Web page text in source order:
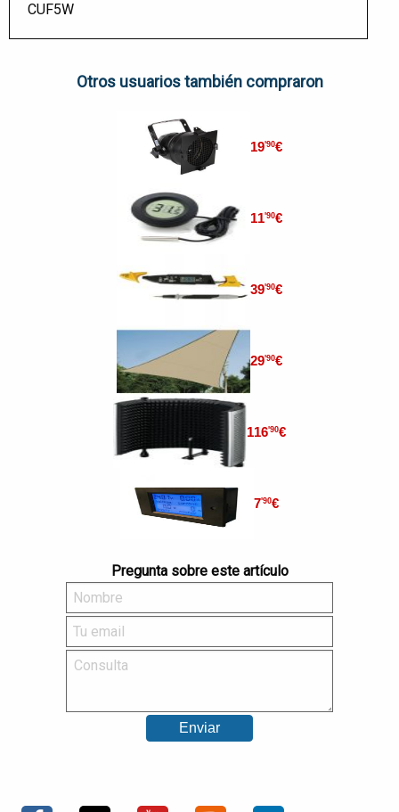
CUF5W
Otros usuarios también compraron
19'90€
11'90€
39'90€
29'90€
116'90€
7'90€
Pregunta sobre este artículo